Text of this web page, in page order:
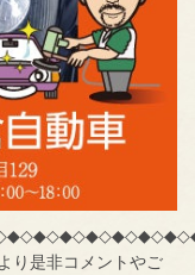
り是非コメントやご